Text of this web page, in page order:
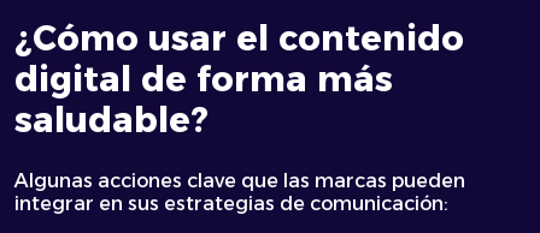
¿Cómo usar el contenido
digital de forma más
saludable?
Algunas acciones clave que las marcas pueden
integrar en sus estrategias de comunicación: